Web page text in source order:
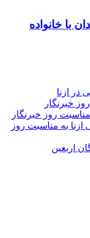
با خانواده
در ازنا
خبرنگار
روز خبرنگار
ازنا به مناسبت روز
اربعین